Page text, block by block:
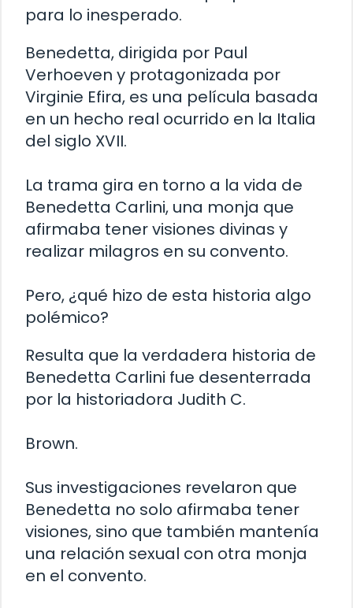
para lo inesperado.
Benedetta, dirigida por Paul
Verhoeven y protagonizada por
Virginie Efira, es una película basada
en un hecho real ocurrido en la Italia
del siglo XVII.
La trama gira en torno a la vida de
Benedetta Carlini, una monja que
afirmaba tener visiones divinas y
realizar milagros en su convento.
Pero, ¿qué hizo de esta historia algo
polémico?
Resulta que la verdadera historia de
Benedetta Carlini fue desenterrada
por la historiadora Judith C.
Brown.
Sus investigaciones revelaron que
Benedetta no solo afirmaba tener
visiones, sino que también mantenía
una relación sexual con otra monja
en el convento.